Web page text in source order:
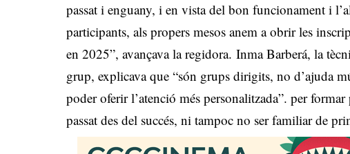
passat i enguany, i en vista del bon funcionament i
participants, als propers mesos anem a obrir les
en 2025”, avançava la regidora. Inma Barberá, la
grup, explicava que “són grups dirigits, no d’ajuda
poder oferir l’atenció més personalitzada”. per
passat des del succés, ni tampoc no ser familiar de